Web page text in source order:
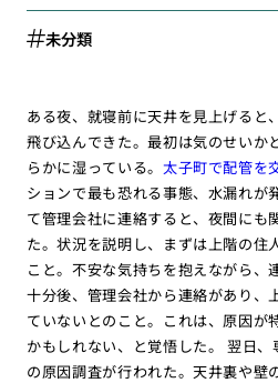
未分類
ある夜、就寝前に天井を見上げると
飛び込んできた。最初は気のせいか
らかに湿っている。 太子町で配管を
ションで最も恐れる事態、水漏れが
て管理会社に連絡すると、夜間にも
た。状況を説明し、まずは上階の住
こと。不安な気持ちを抱えながら、
十分後、管理会社から連絡があり、
ていないとのこと。これは、原因が
かもしれない、と覚悟した。 翌日
の原因調査が行われた。天井裏や壁